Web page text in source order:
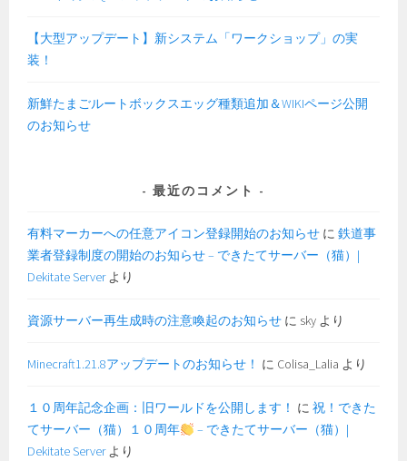
【大型アップデート】新システム「ワークショップ」の実
装！
新鮮たまごルートボックスエッグ種類追加＆WIKIページ公開
のお知らせ
最近のコメント
有料マーカーへの任意アイコン登録開始のお知らせ に鉄道事
業者登録制度の開始のお知らせ – できたてサーバー（猫）|
Dekitate Serverより
資源サーバー再生成時の注意喚起のお知らせ に sky より
Minecraft1.21.8アップデートのお知らせ！ に Colisa_Lalia より
１０周年記念企画：旧ワールドを公開します！ に祝！できた
てサーバー（猫）１０周年
– できたてサーバー（猫）|
Dekitate Serverより